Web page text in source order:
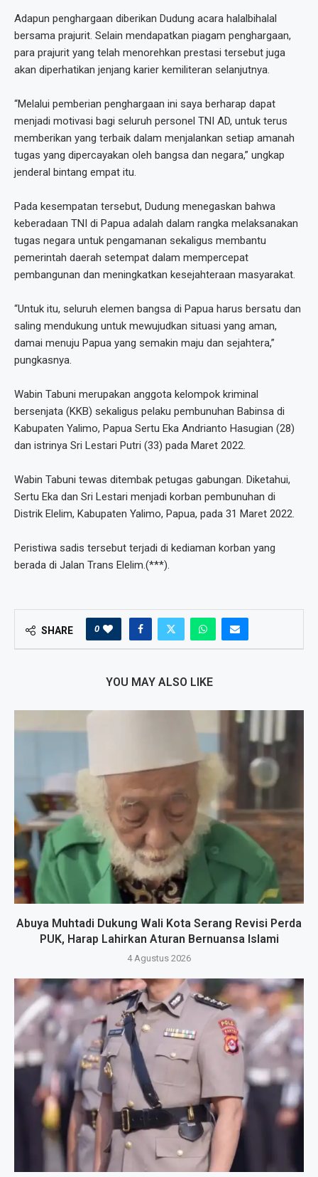
Adapun penghargaan diberikan Dudung acara halalbihalal
bersama prajurit. Selain mendapatkan piagam penghargaan,
para prajurit yang telah menorehkan prestasi tersebut juga
akan diperhatikan jenjang karier kemiliteran selanjutnya.
“Melalui pemberian penghargaan ini saya berharap dapat
menjadi motivasi bagi seluruh personel TNI AD, untuk terus
memberikan yang terbaik dalam menjalankan setiap amanah
tugas yang dipercayakan oleh bangsa dan negara,” ungkap
jenderal bintang empat itu.
Pada kesempatan tersebut, Dudung menegaskan bahwa
keberadaan TNI di Papua adalah dalam rangka melaksanakan
tugas negara untuk pengamanan sekaligus membantu
pemerintah daerah setempat dalam mempercepat
pembangunan dan meningkatkan kesejahteraan masyarakat.
“Untuk itu, seluruh elemen bangsa di Papua harus bersatu dan
saling mendukung untuk mewujudkan situasi yang aman,
damai menuju Papua yang semakin maju dan sejahtera,”
pungkasnya.
Wabin Tabuni merupakan anggota kelompok kriminal
bersenjata (KKB) sekaligus pelaku pembunuhan Babinsa di
Kabupaten Yalimo, Papua Sertu Eka Andrianto Hasugian (28)
dan istrinya Sri Lestari Putri (33) pada Maret 2022.
Wabin Tabuni tewas ditembak petugas gabungan. Diketahui,
Sertu Eka dan Sri Lestari menjadi korban pembunuhan di
Distrik Elelim, Kabupaten Yalimo, Papua, pada 31 Maret 2022.
Peristiwa sadis tersebut terjadi di kediaman korban yang
berada di Jalan Trans Elelim.(***).
SHARE 0
YOU MAY ALSO LIKE
Abuya Muhtadi Dukung Wali Kota Serang Revisi Perda
PUK, Harap Lahirkan Aturan Bernuansa Islami
4 Agustus 2026